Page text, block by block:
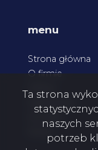
menu
Strona główna
O firmie
Kontakt
Ta strona
naszych
potrzeb